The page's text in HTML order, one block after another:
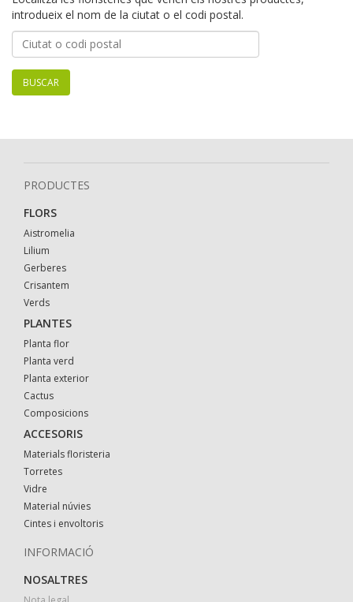
introdueix el nom de la ciutat o el codi postal.
BUSCAR
PRODUCTES
FLORS
Aistromelia
Lilium
Gerberes
Crisantem
Verds
PLANTES
Planta flor
Planta verd
Planta exterior
Cactus
Composicions
ACCESORIS
Materials floristeria
Torretes
Vidre
Material núvies
Cintes i envoltoris
INFORMACIÓ
NOSALTRES